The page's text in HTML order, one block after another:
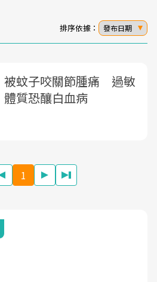
排序依據： 發布日期
被蚊子咬關節腫痛 過敏
體質恐釀白血病
1